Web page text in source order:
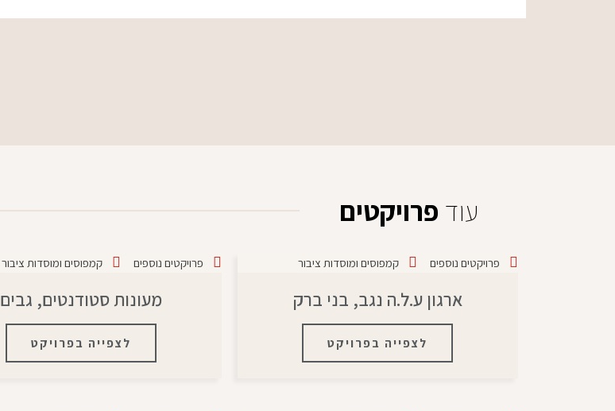
עוד פרויקטים
פרויקטים נוספים קמפוסים ומוסדות ציבור
ארגון ע.ל.ה נגב, בני ברק
לצפייה בפרויקט
פרויקטים נוספים קמפוסים ומוסדות ציבור
מעונות סטודנטים, גבים
לצפייה בפרויקט